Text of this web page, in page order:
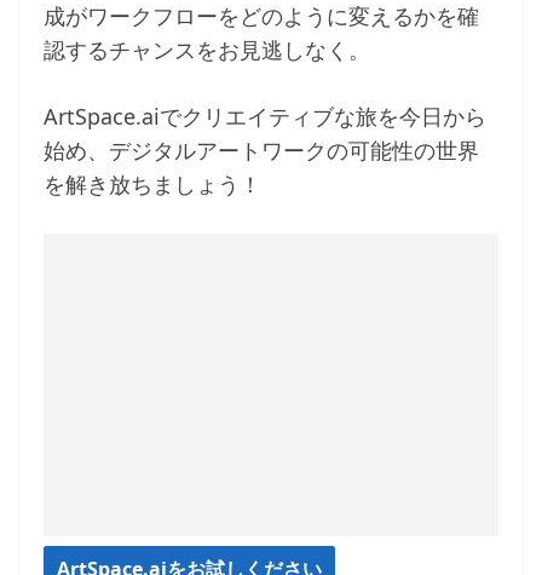
成がワークフローをどのように変えるかを確
認するチャンスをお見逃しなく。
ArtSpace.aiでクリエイティブな旅を今日から
始め、デジタルアートワークの可能性の世界
を解き放ちましょう！
ArtSpace.aiをお試しください